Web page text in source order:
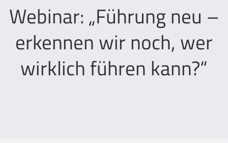
ITO
News
Webinar: „Führung neu –
erkennen wir noch, wer
wirklich führen kann?“